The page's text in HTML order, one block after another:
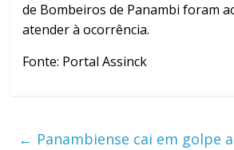
de Bombeiros de Panambi foram
atender à ocorrência.
Fonte: Portal Assinck
← Panambiense cai em golpe